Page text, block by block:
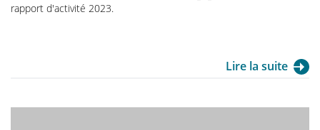
rapport d'activité 2023.
Lire la suite